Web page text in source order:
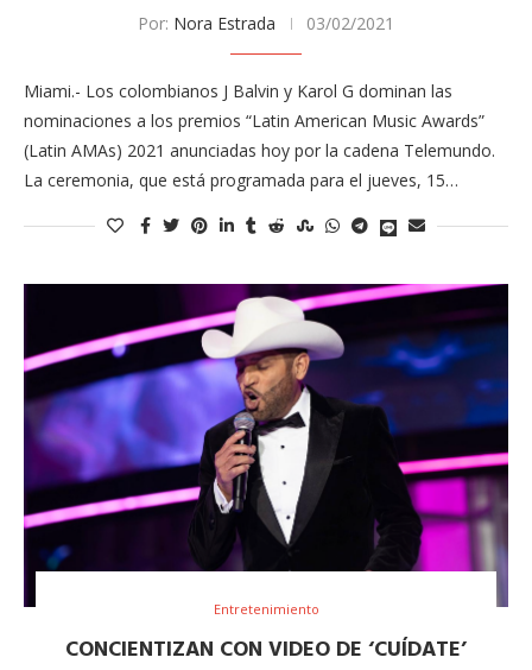
Por: Nora Estrada 03/02/2021
Miami.- Los colombianos J Balvin y Karol G dominan las
nominaciones a los premios “Latin American Music Awards”
(Latin AMAs) 2021 anunciadas hoy por la cadena Telemundo.
La ceremonia, que está programada para el jueves, 15…
Entretenimiento
CONCIENTIZAN CON VIDEO DE ‘CUÍDATE’